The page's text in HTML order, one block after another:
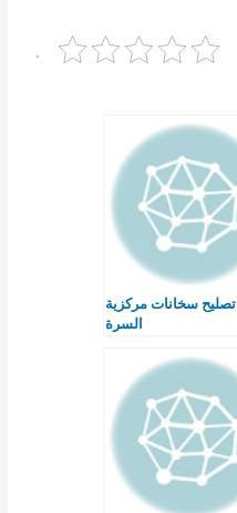
.
تصليح سخانات مركزية
السرة